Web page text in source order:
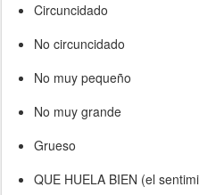
Circuncidado
No circuncidado
No muy pequeño
No muy grande
Grueso
QUE HUELA BIEN (el